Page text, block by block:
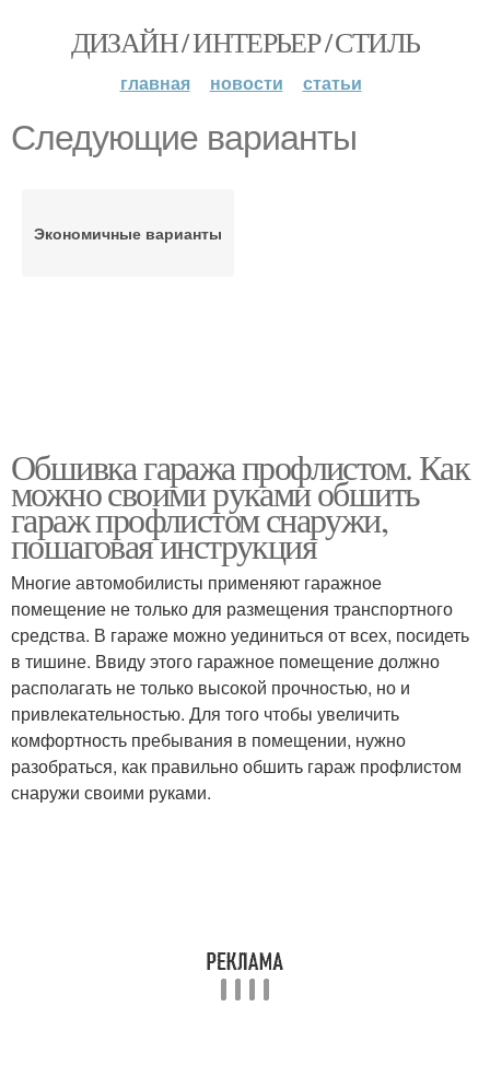
ДИЗАЙН / ИНТЕРЬЕР / СТИЛЬ
главная новости статьи
Следующие варианты
Экономичные варианты
Обшивка гаража профлистом. Как
можно своими руками обшить
гараж профлистом снаружи,
пошаговая инструкция
Многие автомобилисты применяют гаражное
помещение не только для размещения транспортного
средства. В гараже можно уединиться от всех, посидеть
в тишине. Ввиду этого гаражное помещение должно
располагать не только высокой прочностью, но и
привлекательностью. Для того чтобы увеличить
комфортность пребывания в помещении, нужно
разобраться, как правильно обшить гараж профлистом
снаружи своими руками.